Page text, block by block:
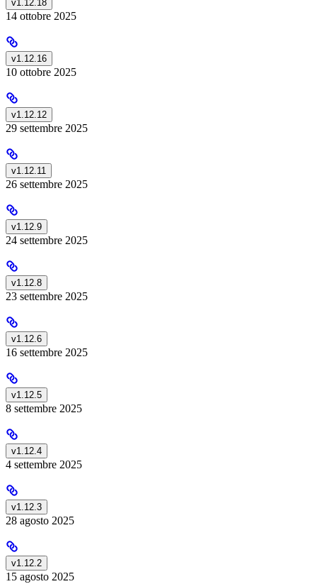
v1.12.18
14 ottobre 2025
v1.12.16
10 ottobre 2025
v1.12.12
29 settembre 2025
v1.12.11
26 settembre 2025
v1.12.9
24 settembre 2025
v1.12.8
23 settembre 2025
v1.12.6
16 settembre 2025
v1.12.5
8 settembre 2025
v1.12.4
4 settembre 2025
v1.12.3
28 agosto 2025
v1.12.2
15 agosto 2025